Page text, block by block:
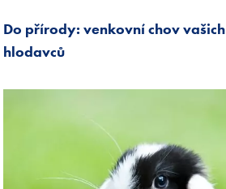
Do přírody: venkovní chov vašich
hlodavců